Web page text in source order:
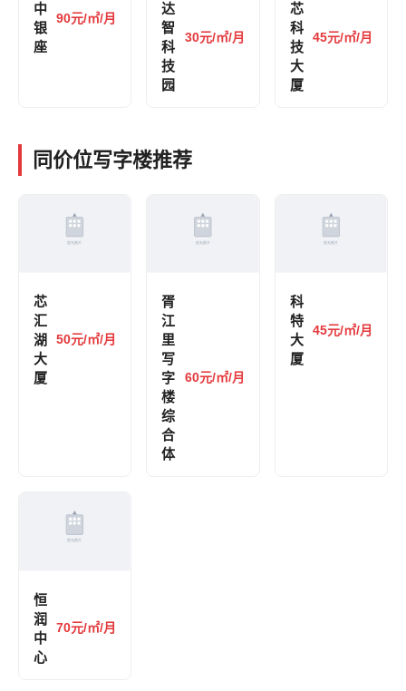
中
银
座
90元/㎡/月
达
智
科
技
园
30元/㎡/月
芯
科
技
大
厦
45元/㎡/月
同价位写字楼推荐
芯
汇
湖
大
厦
50元/㎡/月
胥
江
里
写
字
楼
综
合
体
60元/㎡/月
科
特
大
厦
45元/㎡/月
恒
润
中
心
70元/㎡/月